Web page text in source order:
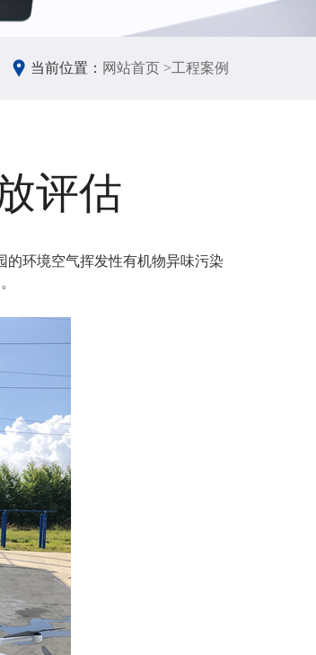
当前位置： 网站首页 >工程案例
评估
的环境空气挥发性有机物异味污染